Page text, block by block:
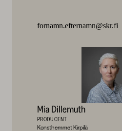
fornamn.efternamn@skr.fi
Mia Dillemuth
PRODUCENT
Konsthemmet Kirpilä